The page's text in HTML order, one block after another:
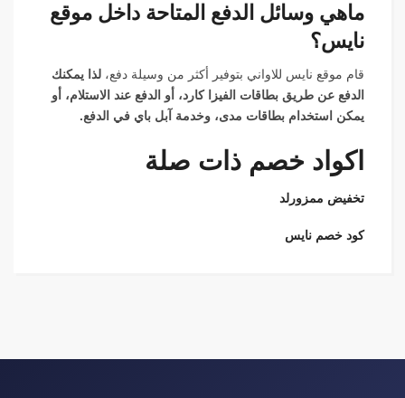
ماهي وسائل الدفع المتاحة داخل موقع
نايس؟
قام موقع نايس للاواني بتوفير أكثر من وسيلة دفع، لذا يمكنك
الدفع عن طريق بطاقات الفيزا كارد، أو الدفع عند الاستلام، أو
يمكن استخدام بطاقات مدى، وخدمة آبل باي في الدفع.
اكواد خصم ذات صلة
تخفيض ممزورلد
كود خصم نايس